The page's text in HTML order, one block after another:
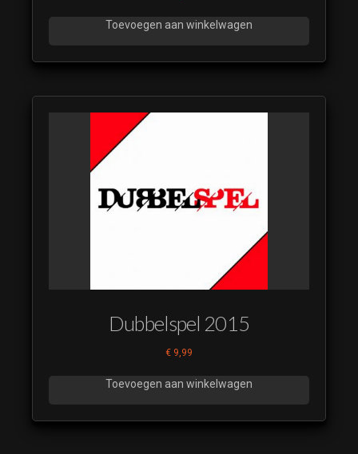
Toevoegen aan winkelwagen
Dubbelspel 2015
€ 9,99
Toevoegen aan winkelwagen